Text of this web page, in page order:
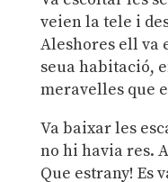
veien la tele i
Aleshores ell va
seua habitació,
meravelles que
Va baixar les
no hi havia res.
Que estrany! Es